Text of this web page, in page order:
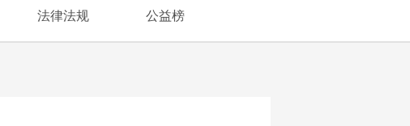
法律法规 公益榜